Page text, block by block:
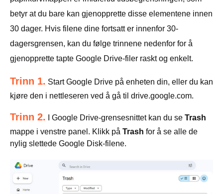
betyr at du bare kan gjenopprette disse elementene innen
30 dager. Hvis filene dine fortsatt er innenfor 30-
dagersgrensen, kan du følge trinnene nedenfor for å
gjenopprette tapte Google Drive-filer raskt og enkelt.
Trinn 1. Start Google Drive på enheten din, eller du kan
kjøre den i nettleseren ved å gå til drive.google.com.
Trinn 2. I Google Drive-grensesnittet kan du se Trash
mappe i venstre panel. Klikk på Trash for å se alle de
nylig slettede Google Disk-filene.